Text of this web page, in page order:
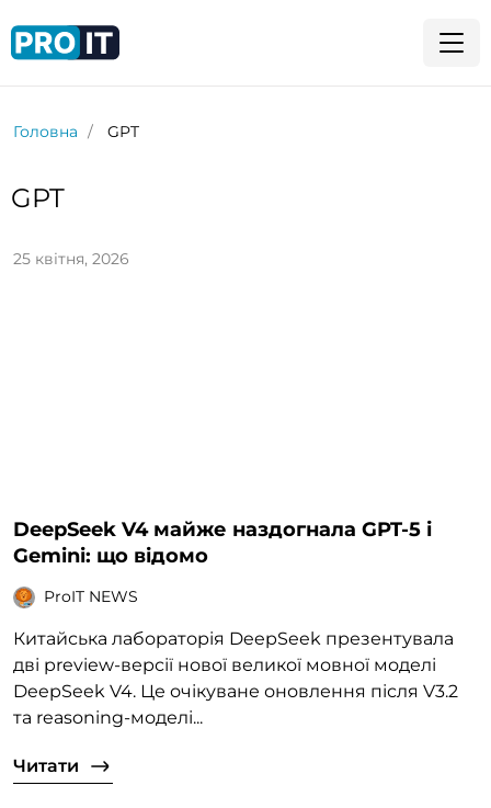
Головна GPT
GPT
25 квітня, 2026
DeepSeek V4 майже наздогнала GPT-5 і
Gemini: що відомо
ProIT NEWS
Китайська лабораторія DeepSeek презентувала
дві preview-версії нової великої мовної моделі
DeepSeek V4. Це очікуване оновлення після V3.2
та reasoning-моделі...
Читати